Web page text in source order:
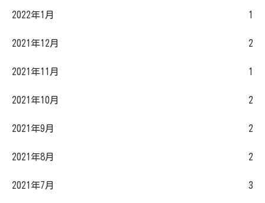
2022年1月 1
2021年12月 2
2021年11月 1
2021年10月 2
2021年9月 2
2021年8月 2
2021年7月 3